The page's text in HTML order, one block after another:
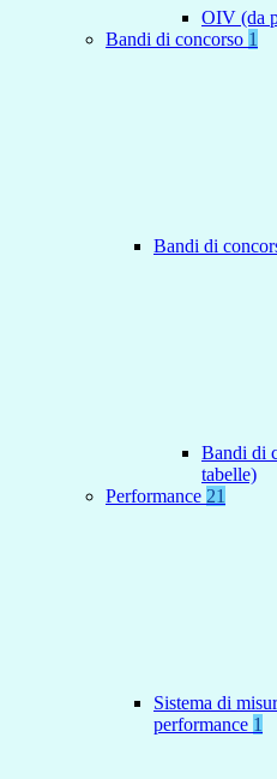
OIV (da
Bandi di concorso 1
Bandi di
Bandi di
tabelle)
Performance 21
Sistema di
performance 1